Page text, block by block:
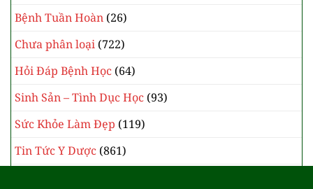
Bệnh Tuần Hoàn (26)
Chưa phân loại (722)
Hỏi Đáp Bệnh Học (64)
Sinh Sản – Tình Dục Học (93)
Sức Khỏe Làm Đẹp (119)
Tin Tức Y Dược (861)